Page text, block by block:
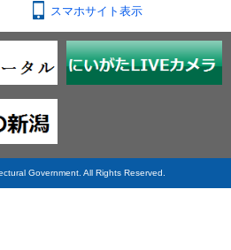
スマホサイト表示
Government. All Rights Reserved.